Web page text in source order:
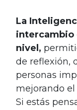
La
intercambio
nivel,
de reflexión,
personas
mejorando
Si estás